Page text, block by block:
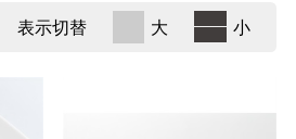
表示切替 大 小